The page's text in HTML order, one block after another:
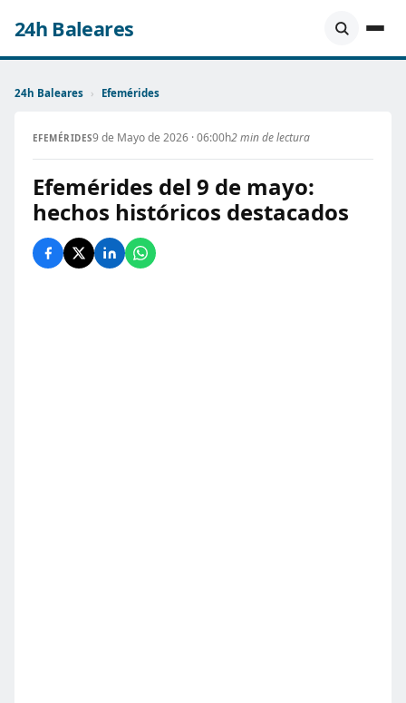
24h Baleares
24h Baleares › Efemérides
EFEMÉRIDES9 de Mayo de 2026 · 06:00h2 min de lectura
Efemérides del 9 de mayo:
hechos históricos destacados